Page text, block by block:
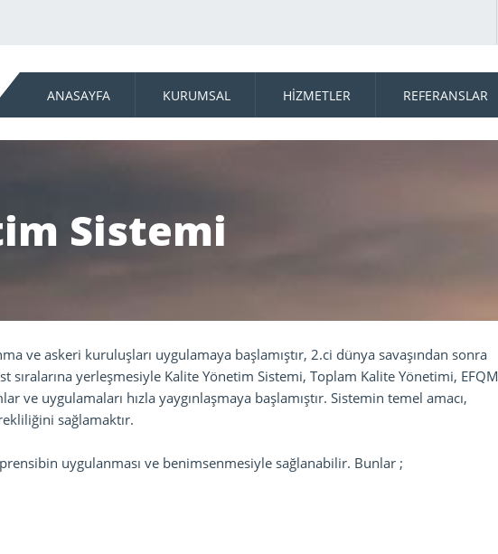
ANASAYFA KURUMSAL HİZMETLER REFERANSLAR
Sistemi
ve askeri kuruluşları uygulamaya başlamıştır, 2.ci dünya savaşından sonra
yerleşmesiyle Kalite Yönetim Sistemi, Toplam Kalite Yönetimi, EFQM
ve uygulamaları hızla yaygınlaşmaya başlamıştır. Sistemin temel amacı,
sağlamaktır.
uygulanması ve benimsenmesiyle sağlanabilir. Bunlar ;